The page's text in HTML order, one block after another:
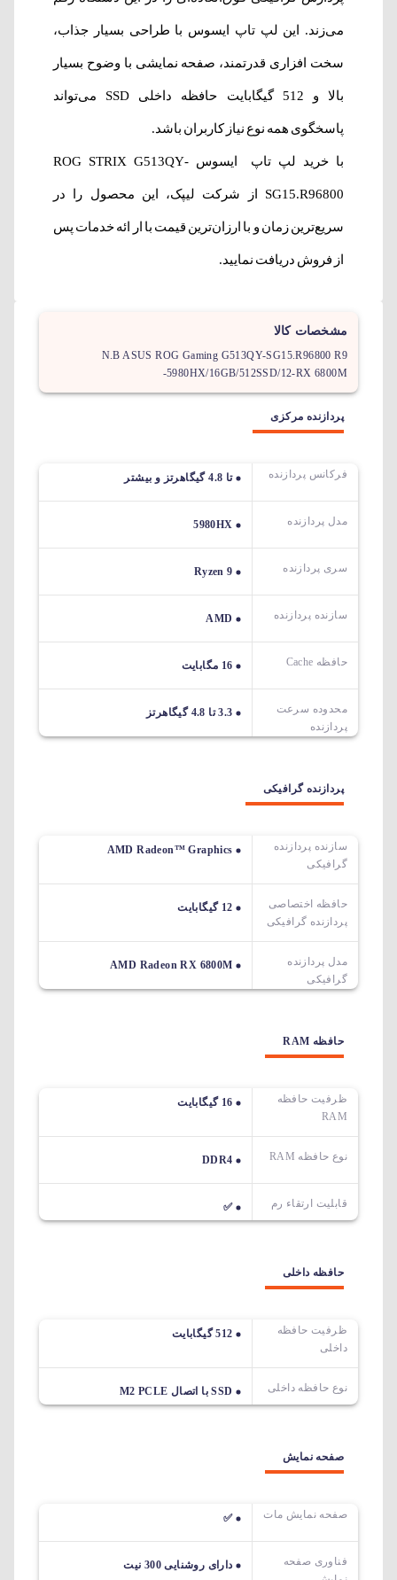
می‌زند. این لپ تاپ ایسوس با طراحی بسیار جذاب،
سخت افزاری قدرتمند، صفحه نمایشی با وضوح بسیار
بالا و 512 گیگابایت حافظه داخلی SSD می‌تواند
پاسخگوی همه نوع نیاز کاربران باشد.
با خرید لپ تاپ ایسوس ROG STRIX G513QY-
SG15.R96800 از شرکت لیپک، این محصول را در
سریع‌ترین زمان و با ارزان‌ترین قیمت با ار ائه خدمات پس
از فروش دریافت نمایید.
مشخصات کالا
N.B ASUS ROG Gaming G513QY-SG15.R96800 R9
-5980HX/16GB/512SSD/12-RX 6800M
پردازنده مرکزی
فرکانس پردازنده تا 4.8 گیگاهرتز و بیشتر
مدل پردازنده 5980HX
سری پردازنده Ryzen 9
سازنده پردازنده AMD
حافظه Cache 16 مگابایت
محدوده سرعت
پردازنده
3.3 تا 4.8 گیگاهرتز
پردازنده گرافیکی
سازنده پردازنده
گرافیکی
AMD Radeon™ Graphics
حافظه اختصاصی
پردازنده گرافیکی
12 گیگابایت
مدل پردازنده
گرافیکی
AMD Radeon RX 6800M
حافظه RAM
ظرفیت حافظه
RAM
16 گیگابایت
نوع حافظه RAM DDR4
قابلیت ارتقاء رم ✅
حافظه داخلی
ظرفیت حافظه
داخلی
512 گیگابایت
نوع حافظه داخلی SSD با اتصال M2 PCLE
صفحه نمایش
صفحه نمایش مات ✅
فناوری صفحه
دارای روشنایی 300 نیت